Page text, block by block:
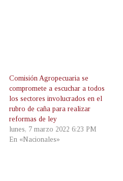
Comisión Agropecuaria se
compromete a escuchar a todos
los sectores involucrados en el
rubro de caña para realizar
reformas de ley
lunes, 7 marzo 2022 6:23 PM
En «Nacionales»